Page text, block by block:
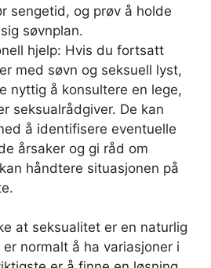
sengetid, og prøv å holde
søvnplan.
hjelp: Hvis du fortsatt
med søvn og seksuell lyst,
nyttig å konsultere en lege,
seksualrådgiver. De kan
å identifisere eventuelle
årsaker og gi råd om
håndtere situasjonen på
at seksualitet er en naturlig
normalt å ha variasjoner i